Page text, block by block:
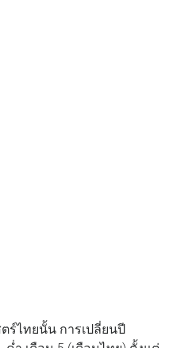
ร์ไทยนั้น การเปลี่ยนปี